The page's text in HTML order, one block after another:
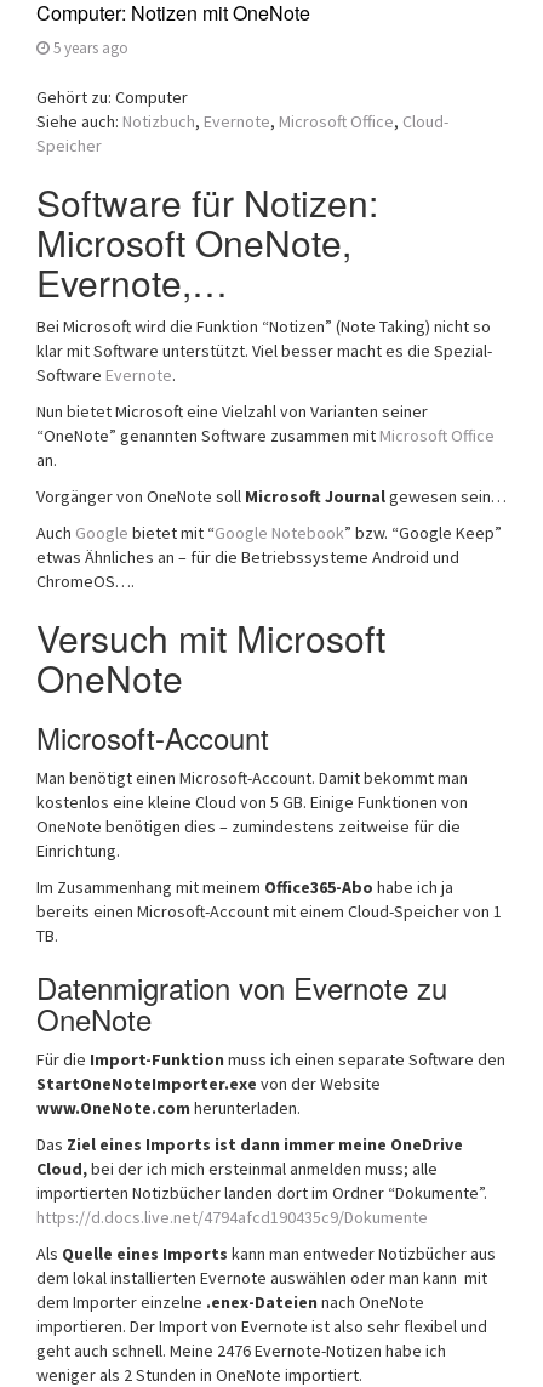
Computer: Notizen mit OneNote
5 years ago
Gehört zu: Computer
Siehe auch: Notizbuch, Evernote, Microsoft Office, Cloud-
Speicher
Software für Notizen:
Microsoft OneNote,
Evernote,…
Bei Microsoft wird die Funktion “Notizen” (Note Taking) nicht so
klar mit Software unterstützt. Viel besser macht es die Spezial-
Software Evernote.
Nun bietet Microsoft eine Vielzahl von Varianten seiner
“OneNote” genannten Software zusammen mit Microsoft Office
an.
Vorgänger von OneNote soll Microsoft Journalgewesen sein…
Auch Google bietet mit “Google Notebook” bzw. “Google Keep”
etwas Ähnliches an – für die Betriebssysteme Android und
ChromeOS….
Versuch mit Microsoft
OneNote
Microsoft-Account
Man benötigt einen Microsoft-Account. Damit bekommt man
kostenlos eine kleine Cloud von 5 GB. Einige Funktionen von
OneNote benötigen dies – zumindestens zeitweise für die
Einrichtung.
Im Zusammenhang mit meinem Office365-Abo habe ich ja
bereits einen Microsoft-Account mit einem Cloud-Speicher von 1
TB.
Datenmigration von Evernote zu
OneNote
Für die Import-Funktion muss ich einen separate Software den
StartOneNoteImporter.exe von der Website
www.OneNote.com herunterladen.
Das Ziel eines Imports ist dann immer meine OneDrive
Cloud,bei der ich mich ersteinmal anmelden muss; alle
importierten Notizbücher landen dort im Ordner “Dokumente”.
https://d.docs.live.net/4794afcd190435c9/Dokumente
Als Quelle eines Imports kann man entweder Notizbücher aus
dem lokal installierten Evernote auswählen oder man kann mit
dem Importer einzelne .enex-Dateien nach OneNote
importieren. Der Import von Evernote ist also sehr flexibel und
geht auch schnell. Meine 2476 Evernote-Notizen habe ich
weniger als 2 Stunden in OneNote importiert.